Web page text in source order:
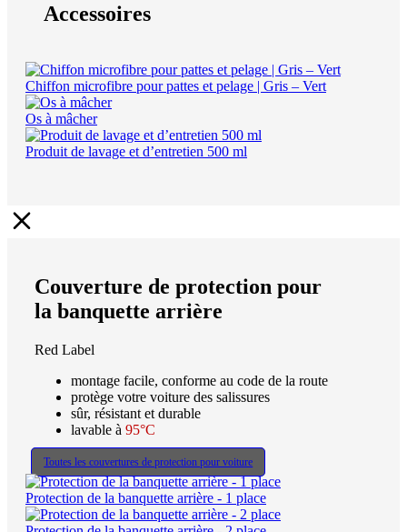
Accessoires
Chiffon microfibre pour pattes et pelage | Gris – Vert
Os à mâcher
Produit de lavage et d’entretien 500 ml
Couverture de protection pour
la banquette arrière
Red Label
montage facile, conforme au code de la route
protège votre voiture des salissures
sûr, résistant et durable
lavable à 95°C
Toutes les couvertures de protection pour voiture
Protection de la banquette arrière - 1 place